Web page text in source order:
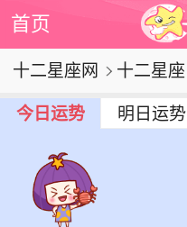
首页
十二星座网 十二星座
今日运势 明日运势